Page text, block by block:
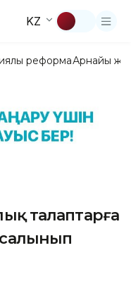
KZ
реформаАрнайы
талаптарға